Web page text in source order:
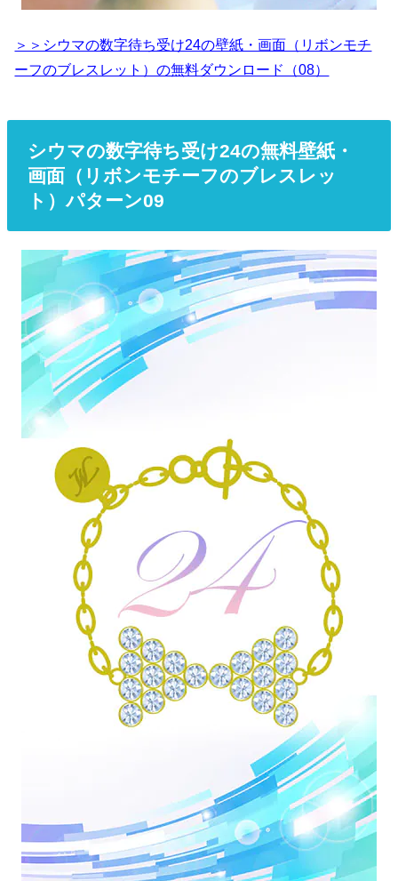
＞＞シウマの数字待ち受け24の壁紙・画面（リボンモチ
ーフのブレスレット）の無料ダウンロード（08）
シウマの数字待ち受け24の無料壁紙・
画面（リボンモチーフのブレスレッ
ト）パターン09